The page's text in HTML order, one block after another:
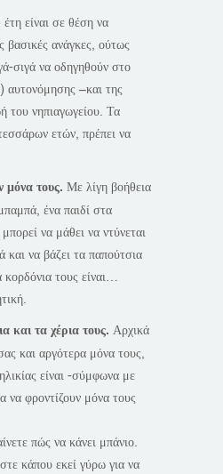
είναι σε θέση να
βασικές ανάγκες, ούτως
σιγά να οδηγηθούν στο
αυτονόμησης –και της
του νηπιαγωγείου. Τα
ετών, πρέπει να
μόνα τους. Με λίγη βοήθεια
ένα παιδί στα
να μάθει να ντύνεται
και να βάζει τα παπούτσια
τους είναι…
και τα χέρια τους. Αρχικά
και αργότερα μόνα τους,
είναι -σύμφωνα με
να φροντίζουν μόνα τους
πώς να κάνει μπάνιο.
κάπου εκεί γύρω για να